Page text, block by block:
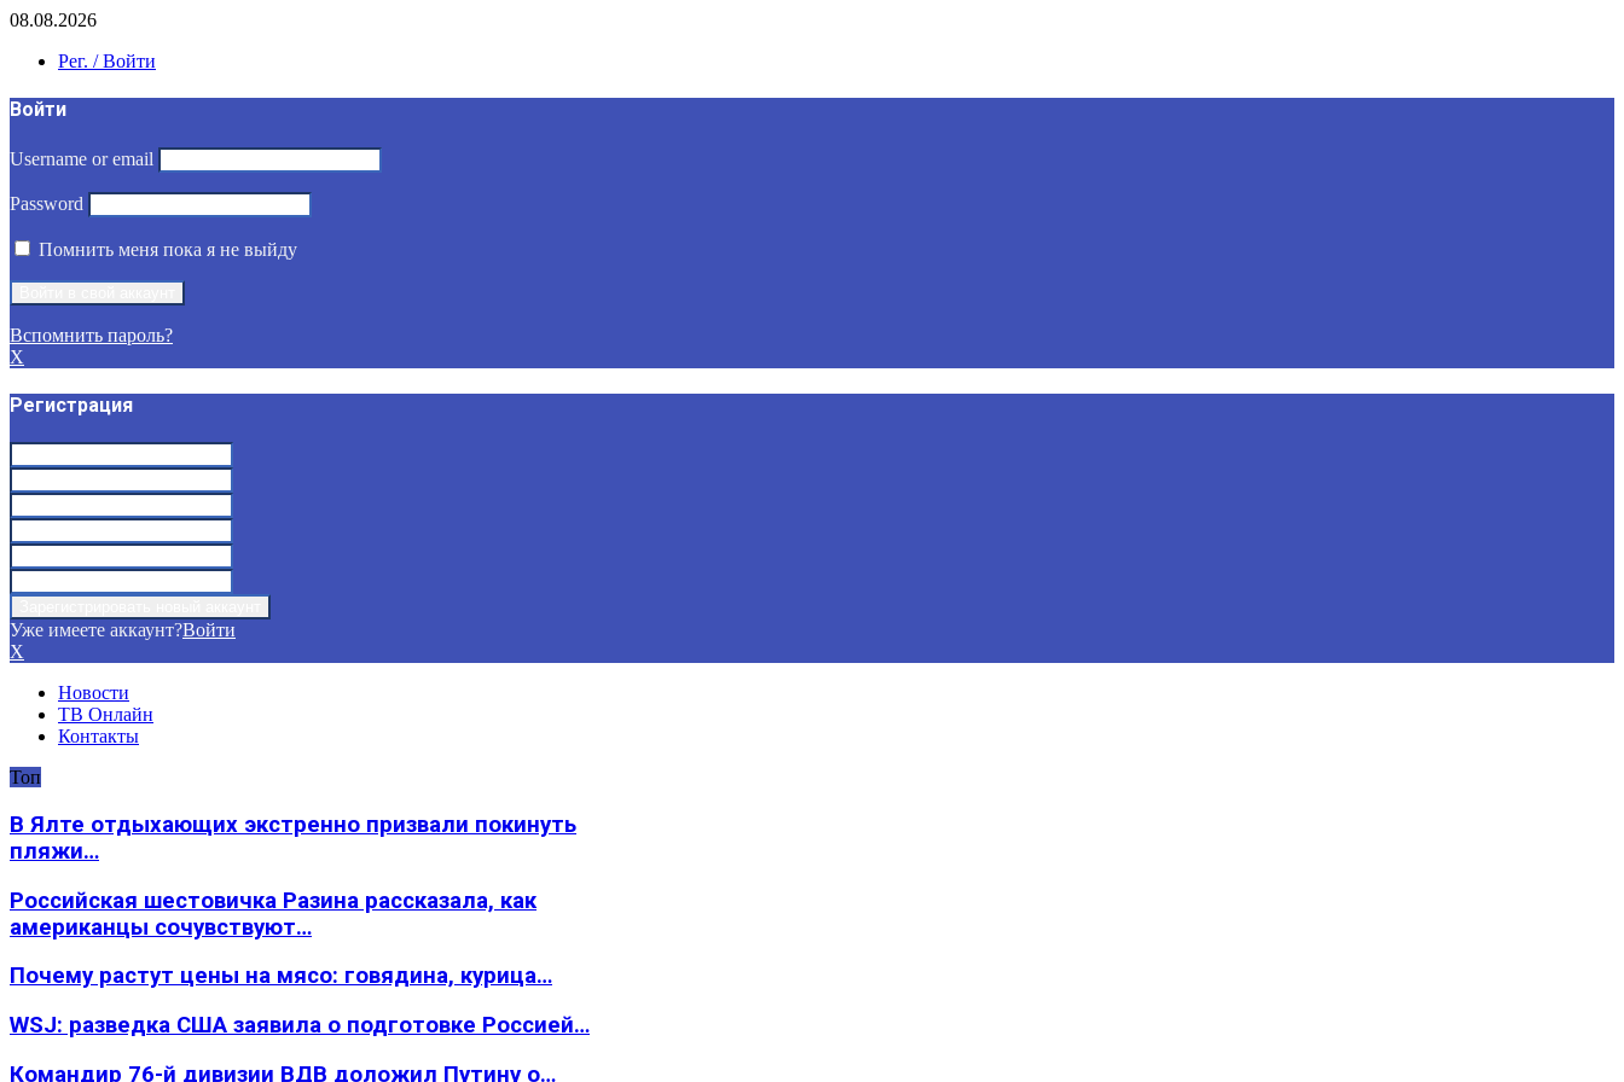
08.08.2026
Рег. / Войти
Войти
Username or email
Password
Помнить меня пока я не выйду
Вспомнить пароль?
X
Регистрация
Уже имеете аккаунт?Войти
X
Новости
ТВ Онлайн
Контакты
Топ
В Ялте отдыхающих экстренно призвали покинуть
пляжи…
Российская шестовичка Разина рассказала, как
американцы сочувствуют…
Почему растут цены на мясо: говядина, курица…
WSJ: разведка США заявила о подготовке Россией…
Командир 76-й дивизии ВДВ доложил Путину о…